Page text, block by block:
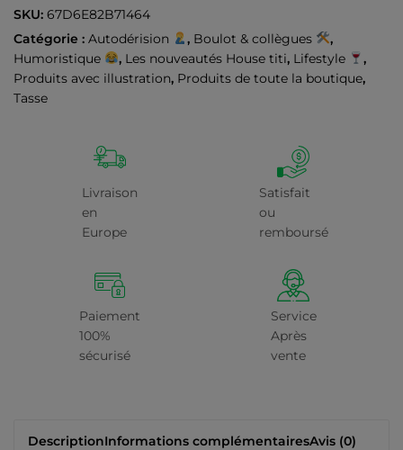
SKU: 67D6E82B71464
Catégorie : Autodérision , Boulot & collègues
,
Humoristique
, Les nouveautés House titi, Lifestyle
,
Produits avec illustration, Produits de toute la boutique,
Tasse
Livraison
en
Europe
Satisfait
ou
remboursé
Paiement
100%
sécurisé
Service
Après
vente
DescriptionInformations complémentairesAvis (0)